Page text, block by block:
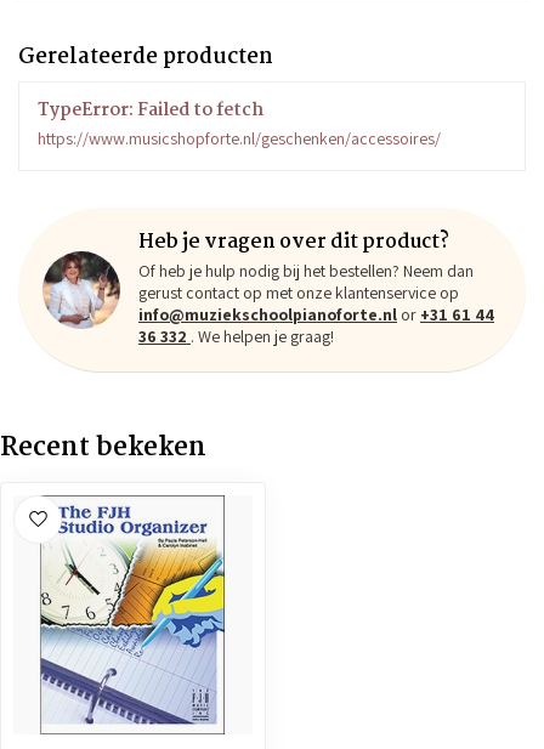
Gerelateerde producten
TypeError: Failed to fetch
https://www.musicshopforte.nl/geschenken/accessoires/
Heb je vragen over dit product?
Of heb je hulp nodig bij het bestellen? Neem dan
gerust contact op met onze klantenservice op
info@muziekschoolpianoforte.nl or +31 61 44
36 332 . We helpen je graag!
Recent bekeken